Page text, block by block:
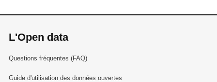
L'Open data
Questions fréquentes (FAQ)
Guide d'utilisation des données ouvertes